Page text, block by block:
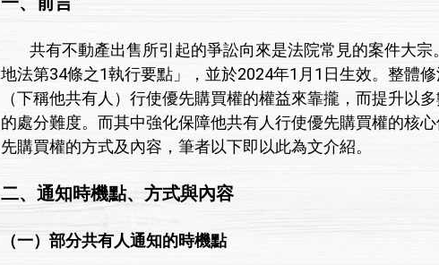
共有不動產出售所引起的爭訟向來是法院常見的案件大宗
地法第34條之1執行要點」，並於2024年1月1日生效。整體
（下稱他共有人）行使優先購買權的權益來靠攏，而提升以
的處分難度。而其中強化保障他共有人行使優先購買權的核
先購買權的方式及內容，筆者以下即以此為文介紹。
二、通知時機點、方式與內容
（一）部分共有人通知的時機點